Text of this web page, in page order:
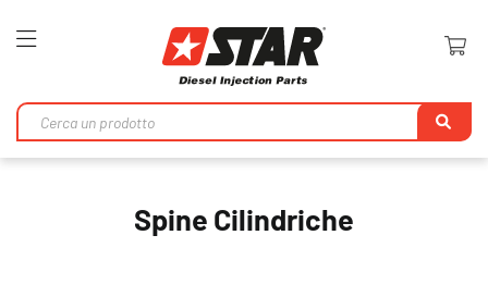
Toggle
Spine Cilindriche